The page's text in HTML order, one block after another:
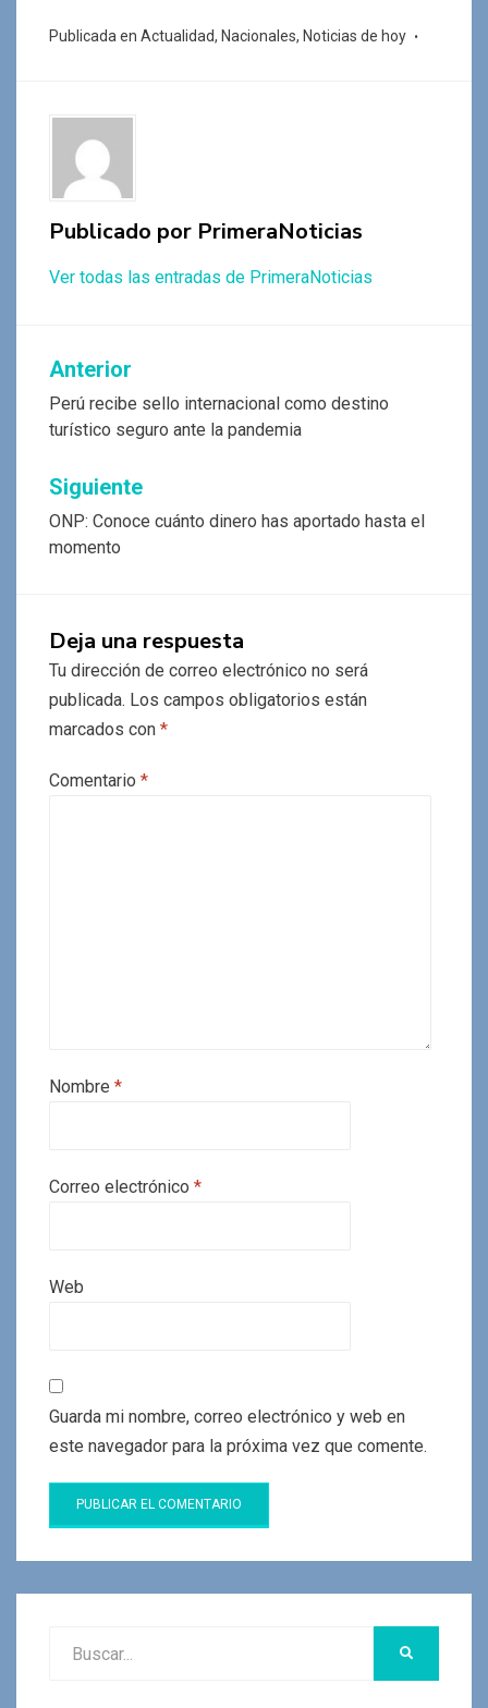
ce
o
k
at
p
tt e
se m
Publicada en Actualidad, Nacionales, Noticias de hoy
Publicado por PrimeraNoticias
Ver todas las entradas de PrimeraNoticias
Navegación
de
entradas
Anterior
Perú recibe sello internacional como destino
turístico seguro ante la pandemia
Siguiente
ONP: Conoce cuánto dinero has aportado hasta el
momento
Deja una respuesta
Tu dirección de correo electrónico no será
publicada. Los campos obligatorios están
marcados con *
Comentario *
Nombre *
Correo electrónico *
Web
Guarda mi nombre, correo electrónico y web en
este navegador para la próxima vez que comente.